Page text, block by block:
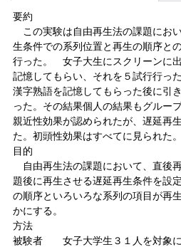
要約
この実験は自由再生法の課題にお
生条件での系列位置と再生の順序と
行った。 女子大生にスクリーンに
記憶してもらい、それを５試行行っ
漢字熟語を記憶してもらった後に引
った。その結果個人の結果もグルー
親近性効果が認められたが、遅延再
た。初頭性効果はすべてに見られた。
目的
自由再生法の課題において、直後
題後に再生させる遅延再生条件を設
の順序といろいろな系列の項目が再
かにする。
方法
被験者 女子大学生３１人を対象に